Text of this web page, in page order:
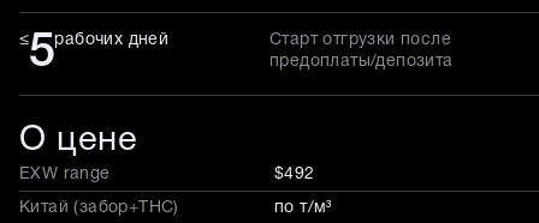
≤5рабочих дней
Старт отгрузки после
предоплаты/депозита
О цене
EXW range $492
Китай (забор+THC) по т/м³